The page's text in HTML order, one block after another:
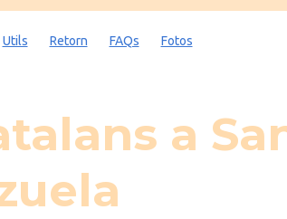
Utils Retorn FAQs Fotos
a